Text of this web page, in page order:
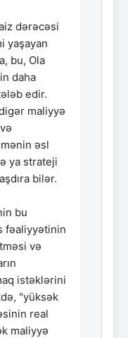
dərəcəsi
yaşayan
bu, Ola
daha
edir.
maliyyə
əsl
ya strateji
bilər.
bu
fəaliyyətinin
və
istəklərini
"yüksək
real
maliyyə